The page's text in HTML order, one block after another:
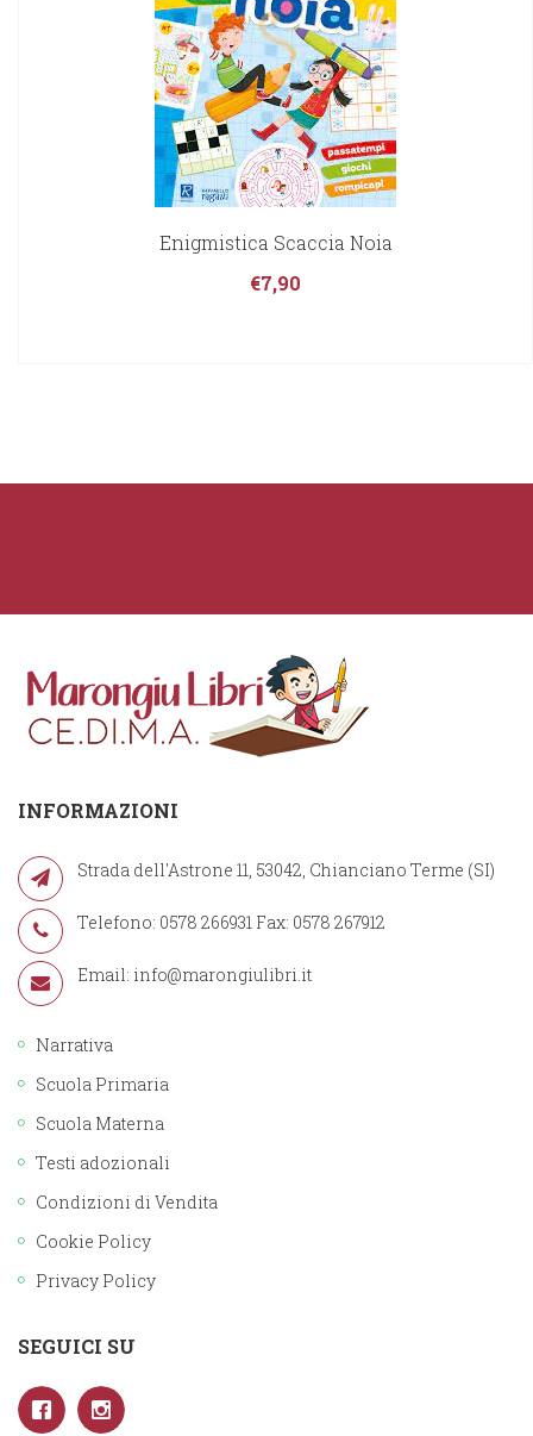
Enigmistica Scaccia Noia
€7,90
INFORMAZIONI
Strada dell'Astrone 11, 53042, Chianciano Terme (SI)
Telefono: 0578 266931 Fax: 0578 267912
Email: info@marongiulibri.it
Narrativa
Scuola Primaria
Scuola Materna
Testi adozionali
Condizioni di Vendita
Cookie Policy
Privacy Policy
SEGUICI SU